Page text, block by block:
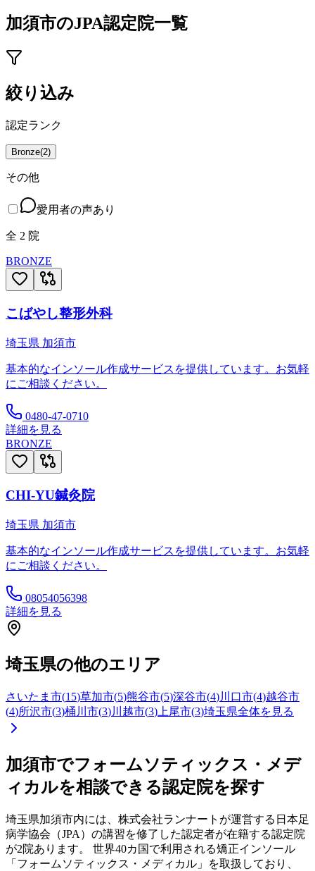
加須市のJPA認定院一覧
絞り込み
認定ランク
Bronze(2)
その他
愛用者の声あり
全 2 院
BRONZE
こばやし整形外科
埼玉県 加須市
基本的なインソール作成サービスを提供しています。お気軽
にご相談ください。
0480-47-0710
詳細を見る
BRONZE
CHI-YU鍼灸院
埼玉県 加須市
基本的なインソール作成サービスを提供しています。お気軽
にご相談ください。
08054056398
詳細を見る
埼玉県の他のエリア
さいたま市(15)草加市(5)熊谷市(5)深谷市(4)川口市(4)越谷市
(4)所沢市(3)桶川市(3)川越市(3) 上尾市(3)埼玉県全体を見る
加須市でフォームソティックス・メデ
ィカルを相談できる認定院を探す
埼玉県加須市内には、株式会社ランナートが運営する日本足
病学協会（JPA）の講習を修了した認定者が在籍する認定院
が2院あります。 世界40カ国で利用される矯正インソール
「フォームソティックス・メディカル」を取扱しており、